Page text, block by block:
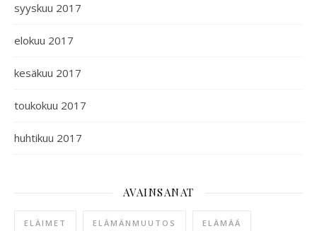
syyskuu 2017
elokuu 2017
kesäkuu 2017
toukokuu 2017
huhtikuu 2017
AVAINSANAT
ELÄIMET ELÄMÄNMUUTOS ELÄMÄÄ